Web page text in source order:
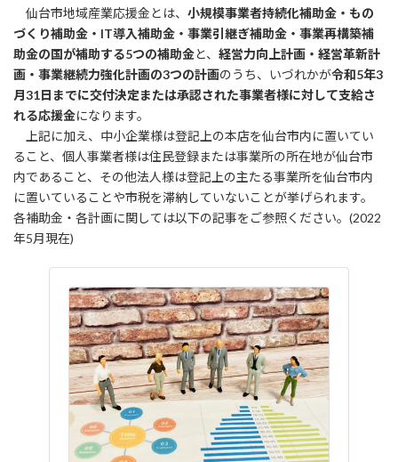
仙台市地域産業応援金とは、 小規模事業者持続化補助金・もの
づくり補助金・IT導入補助金・事業引継ぎ補助金・事業再構築補
助金の国が補助する5つの補助金と、 経営力向上計画・経営革新計
画・事業継続力強化計画の3つの計画のうち、いづれかが令和5年3
月31日までに交付決定または承認された事業者様に対して支給さ
れる応援金になります。
上記に加え、中小企業様は登記上の本店を仙台市内に置いてい
ること、個人事業者様は住民登録または事業所の所在地が仙台市
内であること、その他法人様は登記上の主たる事業所を仙台市内
に置いていることや市税を滞納していないことが挙げられます。
各補助金・各計画に関しては以下の記事をご参照ください。(2022
年5月現在)